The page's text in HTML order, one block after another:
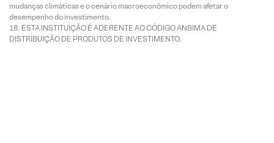
mudanças climáticas e o cenário macroeconômico podem afetar o
desempenho do investimento.
ESTA INSTITUIÇÃO É ADERENTE AO CÓDIGO ANBIMA DE
DISTRIBUIÇÃO DE PRODUTOS DE INVESTIMENTO.